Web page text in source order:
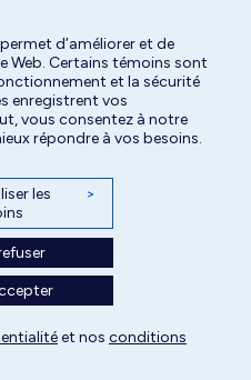
universitaire vétérinaire de l'Université
d’améliorer et de
Web. Certains témoins sont
et la sécurité
enregistrent vos
vous consentez à notre
répondre à vos besoins.
les
>
et nos conditions